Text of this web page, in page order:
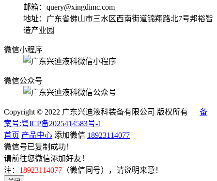
邮箱：query@xingdimc.com
地址：广东省佛山市三水区西南街道锦翔路北7号邦裕智
造产业园
微信小程序
微信公众号
Copyright © 2022 广东兴迪液科装备有限公司 版权所有 备
案号:粤ICP备2025414583号-1
首页 产品中心 添加微信 18923114077
微信号已复制成功！
请前往您微信添加好友！
注： 18923114077 （微信同号），请说明来意！